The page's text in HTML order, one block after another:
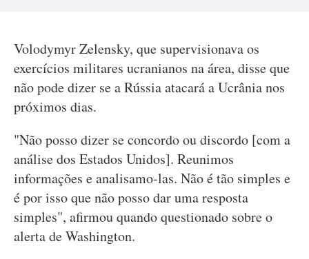
Volodymyr Zelensky, que supervisionava os
exercícios militares ucranianos na área, disse que
não pode dizer se a Rússia atacará a Ucrânia nos
próximos dias.
"Não posso dizer se concordo ou discordo [com a
análise dos Estados Unidos]. Reunimos
informações e analisamo-las. Não é tão simples e
é por isso que não posso dar uma resposta
simples", afirmou quando questionado sobre o
alerta de Washington.